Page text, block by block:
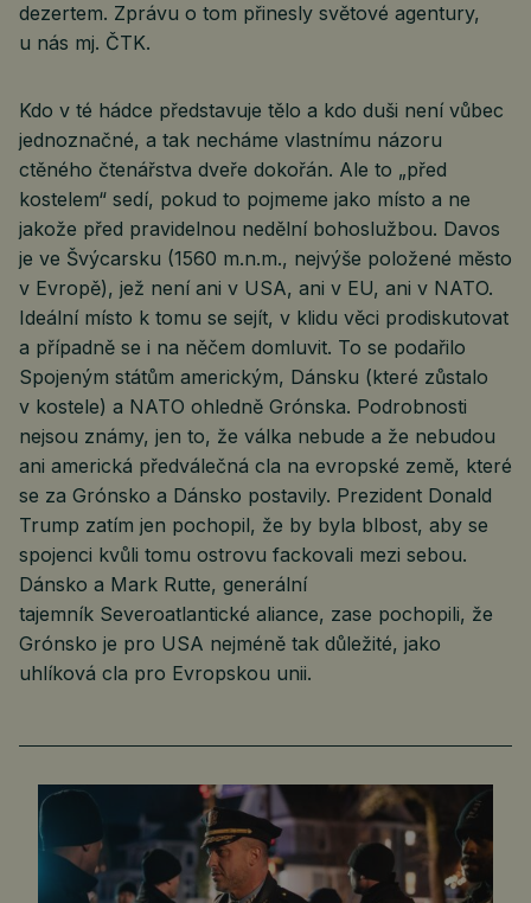
dezertem. Zprávu o tom přinesly světové agentury,
u nás mj. ČTK.
Kdo v té hádce představuje tělo a kdo duši není vůbec
jednoznačné, a tak necháme vlastnímu názoru
ctěného čtenářstva dveře dokořán. Ale to „před
kostelem“ sedí, pokud to pojmeme jako místo a ne
jakože před pravidelnou nedělní bohoslužbou. Davos
je ve Švýcarsku (1560 m.n.m., nejvýše položené město
v Evropě), jež není ani v USA, ani v EU, ani v NATO.
Ideální místo k tomu se sejít, v klidu věci prodiskutovat
a případně se i na něčem domluvit. To se podařilo
Spojeným státům americkým, Dánsku (které zůstalo
v kostele) a NATO ohledně Grónska. Podrobnosti
nejsou známy, jen to, že válka nebude a že nebudou
ani americká předválečná cla na evropské země, které
se za Grónsko a Dánsko postavily. Prezident Donald
Trump zatím jen pochopil, že by byla blbost, aby se
spojenci kvůli tomu ostrovu fackovali mezi sebou.
Dánsko a Mark Rutte, generální
tajemník Severoatlantické aliance, zase pochopili, že
Grónsko je pro USA nejméně tak důležité, jako
uhlíková cla pro Evropskou unii.